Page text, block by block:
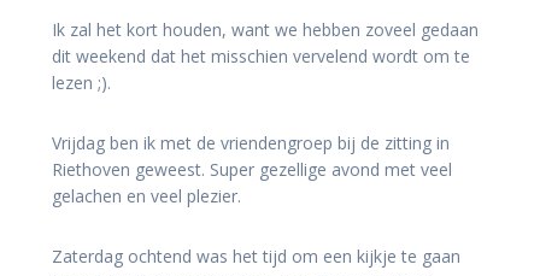
Ik zal het kort houden, want we hebben zoveel gedaan
dit weekend dat het misschien vervelend wordt om te
lezen ;).
Vrijdag ben ik met de vriendengroep bij de zitting in
Riethoven geweest. Super gezellige avond met veel
gelachen en veel plezier.
Zaterdag ochtend was het tijd om een kijkje te gaan